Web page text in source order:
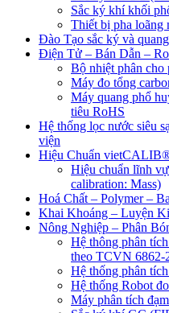
Sắc ký khí khối
Thiết bị pha loãng
Đào Tạo sắc ký và
Điện Tử – Bán Dẫn –
Bộ nhiệt phân cho
Máy đo tổng
Máy quang phổ
tiêu RoHS
Hệ thống lọc nước siêu
viện
Hiệu Chuẩn
Hiệu chuẩn lĩnh
calibration: Mass)
Hoá Chất – Polymer –
Khai Khoáng – Luyện
Nông Nghiệp – Phân
Hệ thông phân
theo TCVN 6862-
Hệ thống phân
Hệ thống Robot
Máy phân tích